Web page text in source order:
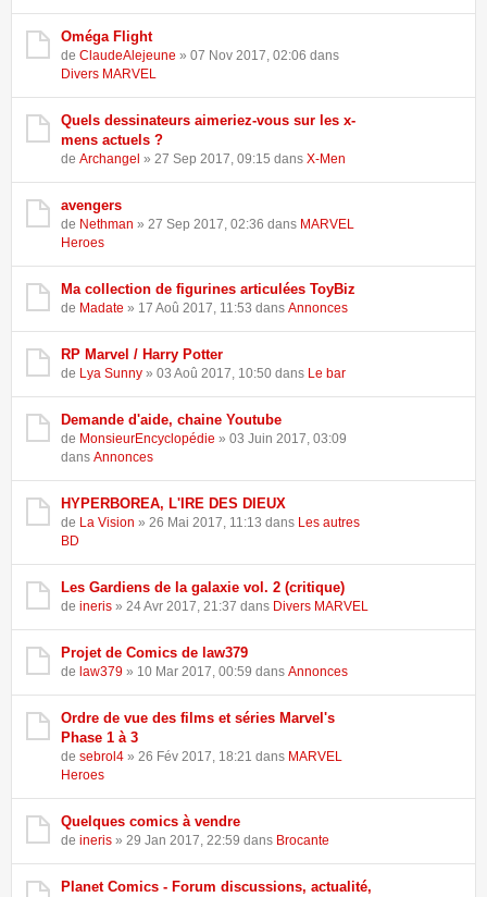
Oméga Flight
de ClaudeAlejeune » 07 Nov 2017, 02:06 dans
Divers MARVEL
Quels dessinateurs aimeriez-vous sur les x-
mens actuels ?
de Archangel » 27 Sep 2017, 09:15 dans X-Men
avengers
de Nethman » 27 Sep 2017, 02:36 dans MARVEL
Heroes
Ma collection de figurines articulées ToyBiz
de Madate » 17 Aoû 2017, 11:53 dans Annonces
RP Marvel / Harry Potter
de Lya Sunny » 03 Aoû 2017, 10:50 dans Le bar
Demande d'aide, chaine Youtube
de MonsieurEncyclopédie » 03 Juin 2017, 03:09
dans Annonces
HYPERBOREA, L'IRE DES DIEUX
de La Vision » 26 Mai 2017, 11:13 dans Les autres
BD
Les Gardiens de la galaxie vol. 2 (critique)
de ineris » 24 Avr 2017, 21:37 dans Divers MARVEL
Projet de Comics de law379
de law379 » 10 Mar 2017, 00:59 dans Annonces
Ordre de vue des films et séries Marvel's
Phase 1 à 3
de sebrol4 » 26 Fév 2017, 18:21 dans MARVEL
Heroes
Quelques comics à vendre
de ineris » 29 Jan 2017, 22:59 dans Brocante
Planet Comics - Forum discussions, actualité,